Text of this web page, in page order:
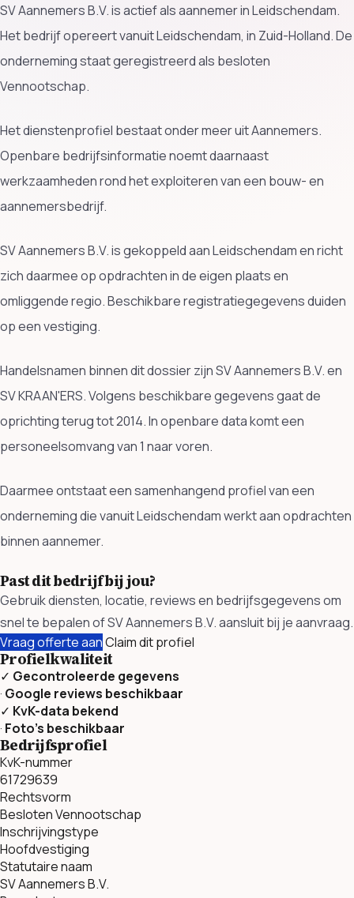
SV Aannemers B.V. is actief als aannemer in Leidschendam.
Het bedrijf opereert vanuit Leidschendam, in Zuid-Holland. De
onderneming staat geregistreerd als besloten
Vennootschap.
Het dienstenprofiel bestaat onder meer uit Aannemers.
Openbare bedrijfsinformatie noemt daarnaast
werkzaamheden rond het exploiteren van een bouw- en
aannemersbedrijf.
SV Aannemers B.V. is gekoppeld aan Leidschendam en richt
zich daarmee op opdrachten in de eigen plaats en
omliggende regio. Beschikbare registratiegegevens duiden
op een vestiging.
Handelsnamen binnen dit dossier zijn SV Aannemers B.V. en
SV KRAAN'ERS. Volgens beschikbare gegevens gaat de
oprichting terug tot 2014. In openbare data komt een
personeelsomvang van 1 naar voren.
Daarmee ontstaat een samenhangend profiel van een
onderneming die vanuit Leidschendam werkt aan opdrachten
binnen aannemer.
Past dit bedrijf bij jou?
Gebruik diensten, locatie, reviews en bedrijfsgegevens om
snel te bepalen of SV Aannemers B.V. aansluit bij je aanvraag.
Vraag offerte aanClaim dit profiel
Profielkwaliteit
✓ Gecontroleerde gegevens
· Google reviews beschikbaar
✓ KvK-data bekend
· Foto’s beschikbaar
Bedrijfsprofiel
KvK-nummer
61729639
Rechtsvorm
Besloten Vennootschap
Inschrijvingstype
Hoofdvestiging
Statutaire naam
SV Aannemers B.V.